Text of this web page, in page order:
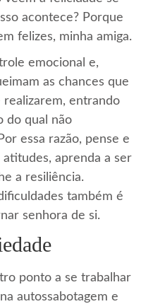
acontece? Porque
felizes, minha amiga.
emocional e,
as chances que
realizarem, entrando
do qual não
essa razão, pense e
aprenda a ser
a resiliência.
também é
senhora de si.
ponto a se trabalhar
autossabotagem e